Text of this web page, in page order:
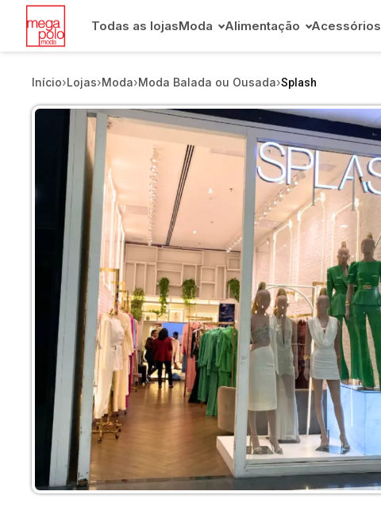
Todas as lojasModa Alimentação Acessórios
Início›Lojas›Moda›Moda Balada ou Ousada›Splash